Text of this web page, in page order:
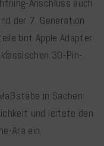
Anschluss auch
der 7. Generation
bot Apple Adapter
30-Pin-
in Sachen
und leitete den
Ära ein.